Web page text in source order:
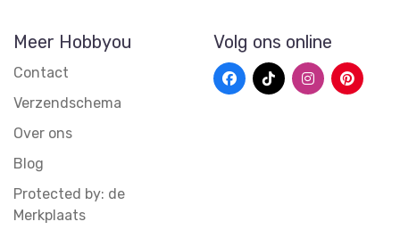
Meer Hobbyou
Contact
Verzendschema
Over ons
Blog
Protected by: de
Merkplaats
Volg ons online